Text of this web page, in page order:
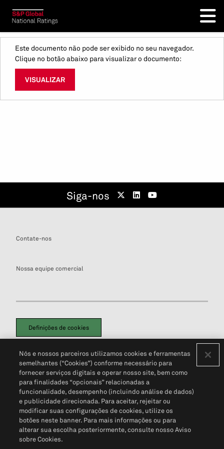
Este documento não pode ser exibido no seu navegador.
Clique no botão abaixo para visualizar o documento:
VISUALIZAR
Siga-nos
Contate-nos
Nossa equipe comercial
Definições de cookies
Política de PrivacidadePortal de privacidade do cliente (em inglês)
Não Venda Minhas Informações Pessoais© 2026 S&P Global
Nós e nossos parceiros utilizamos cookies e ferramentas
semelhantes (“Cookies”) conforme necessário para
fornecer serviços digitais e operar nosso site, bem como
para finalidades “opcionais” relacionadas a
funcionalidade, desempenho (incluindo análise de dados)
e publicidade direcionada. Para aceitar, rejeitar ou
modificar suas configurações de cookies, utilize os
botões neste banner. Para mais informações ou para
alterar sua escolha posteriormente, consulte nosso Aviso
sobre Cookies.